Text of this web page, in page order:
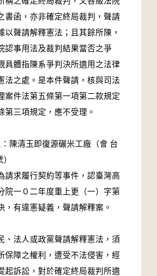
書函，亦非確定終局裁判，聲請
以聲請解釋憲法；且其餘所陳，
認事用法及裁判結果當否之爭
具體指陳系爭判決所適用之法律
法之處。是本件聲請，核與司法
案件法第五條第一項第二款規定
第三項規定，應不受理。
陳清玉即復源碾米工廠（會 台
請求履行契約等事件，認臺灣高
院一０二年度重上更（一）字第
，有違憲疑義，聲請解釋案。
、法人或政黨聲請解釋憲法，須
保障之權利，遭受不法侵害，經
起訴訟，對於確定終局裁判所適